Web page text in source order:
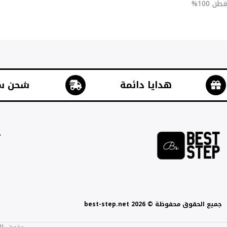
قطن 100%
هدايا دائمة شحن
جميع الحقوق محفوظة © best-step.net 2026